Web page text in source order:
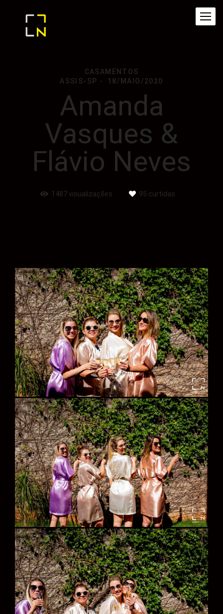
CASAMENTOS
ASSIS-SP
18/MAIO/2020
Amanda
Vasques &
Flávio Neves
1487 visualizações 95 curtidas